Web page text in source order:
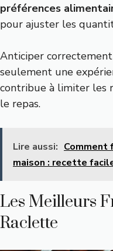
préférences
pour ajuster les
Anticiper
seulement une
contribue à limiter les
le repas.
Lire aussi: Comment
maison : recette
Les Meilleurs
Raclette